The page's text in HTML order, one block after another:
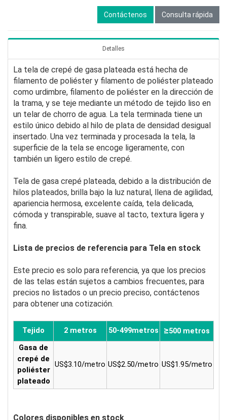
Contáctenos Consulta rápida
Detalles
La tela de crepé de gasa plateada está hecha de
filamento de poliéster y filamento de poliéster plateado
como urdimbre, filamento de poliéster en la dirección de
la trama, y se teje mediante un método de tejido liso en
un telar de chorro de agua. La tela terminada tiene un
estilo único debido al hilo de plata de densidad desigual
insertado. Una vez terminada y procesada la tela, la
superficie de la tela se encoge ligeramente, con
también un ligero estilo de crepé.
Tela de gasa crepé plateada, debido a la distribución de
hilos plateados, brilla bajo la luz natural, llena de agilidad,
apariencia hermosa, excelente caída, tela delicada,
cómoda y transpirable, suave al tacto, textura ligera y
fina.
Lista de precios de referencia para Tela en stock
Este precio es solo para referencia, ya que los precios
de las telas están sujetos a cambios frecuentes, para
precios no listados o un precio preciso, contáctenos
para obtener una cotización.
Tejido 2 metros 50-499metros ≥500 metros
Gasa de
crepé de
poliéster
plateado
US$3.10/metro US$2.50/metro US$1.95/metro
Colores disponibles en stock